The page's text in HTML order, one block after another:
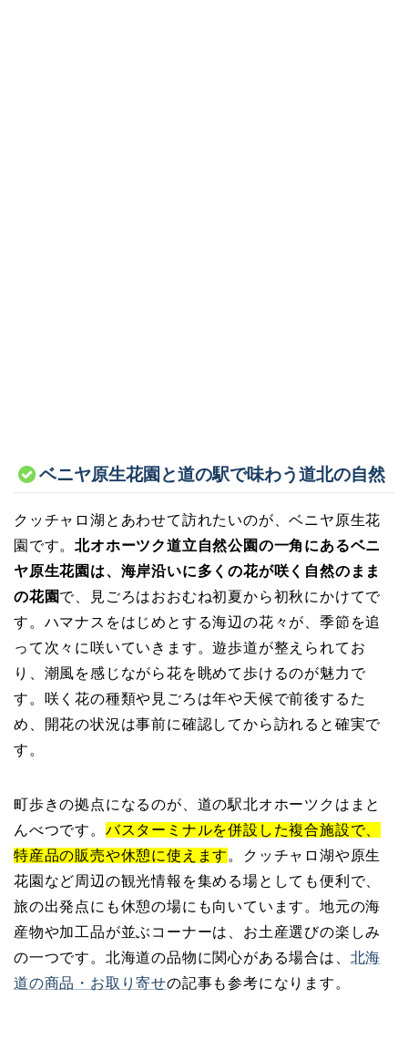
ベニヤ原生花園と道の駅で味わう道北の自然
クッチャロ湖とあわせて訪れたいのが、ベニヤ原生花
園です。北オホーツク道立自然公園の一角にあるベニ
ヤ原生花園は、海岸沿いに多くの花が咲く自然のまま
の花園で、見ごろはおおむね初夏から初秋にかけてで
す。ハマナスをはじめとする海辺の花々が、季節を追
って次々に咲いていきます。遊歩道が整えられてお
り、潮風を感じながら花を眺めて歩けるのが魅力で
す。咲く花の種類や見ごろは年や天候で前後するた
め、開花の状況は事前に確認してから訪れると確実で
す。
町歩きの拠点になるのが、道の駅北オホーツクはまと
んべつです。 バスターミナルを併設した複合施設で、
特産品の販売や休憩に使えます 。クッチャロ湖や原生
花園など周辺の観光情報を集める場としても便利で、
旅の出発点にも休憩の場にも向いています。地元の海
産物や加工品が並ぶコーナーは、お土産選びの楽しみ
の一つです。北海道の品物に関心がある場合は、 北海
道の商品・お取り寄せの記事も参考になります。